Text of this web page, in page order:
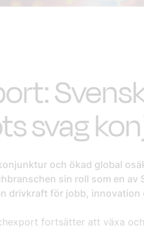
svag
och ökad global
sin roll som en
drivkraft för jobb, innovation
fortsätter att växa